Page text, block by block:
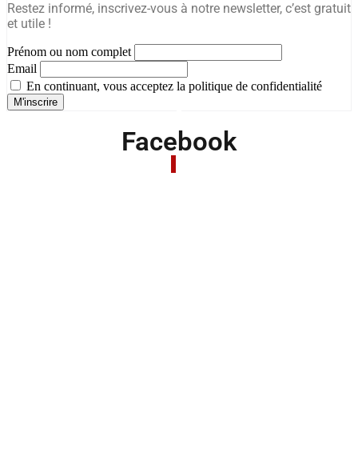
Restez informé, inscrivez-vous à notre newsletter, c’est gratuit
et utile !
Prénom ou nom complet
Email
En continuant, vous acceptez la politique de confidentialité
Facebook